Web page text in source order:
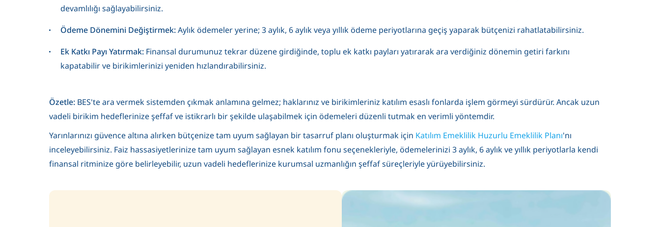
devamlılığı sağlayabilirsiniz.
Ödeme Dönemini Değiştirmek:Aylık ödemeler yerine; 3 aylık, 6 aylık veya yıllık ödeme periyotlarına geçiş yaparak bütçenizi rahatlatabilirsiniz.
Ek Katkı Payı Yatırmak: Finansal durumunuz tekrar düzene girdiğinde, toplu ek katkı payları yatırarak ara verdiğiniz dönemin getiri farkını
kapatabilir ve birikimlerinizi yeniden hızlandırabilirsiniz.
Özetle: BES'te ara vermek sistemden çıkmak anlamına gelmez; haklarınız ve birikimleriniz katılım esaslı fonlarda işlem görmeyi sürdürür. Ancak uzun
vadeli birikim hedeflerinize şeffaf ve istikrarlı bir şekilde ulaşabilmek için ödemeleri düzenli tutmak en verimli yöntemdir.
Yarınlarınızı güvence altına alırken bütçenize tam uyum sağlayan bir tasarruf planı oluşturmak için Katılım Emeklilik Huzurlu Emeklilik Planı'nı
inceleyebilirsiniz. Faiz hassasiyetlerinize tam uyum sağlayan esnek katılım fonu seçenekleriyle, ödemelerinizi 3 aylık, 6 aylık ve yıllık periyotlarla kendi
finansal ritminize göre belirleyebilir, uzun vadeli hedeflerinize kurumsal uzmanlığın şeffaf süreçleriyle yürüyebilirsiniz.